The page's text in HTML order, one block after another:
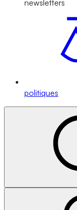
newsletters
politiques